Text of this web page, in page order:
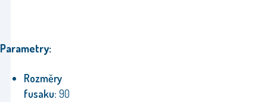
Parametry:
Rozměry
fusaku: 90